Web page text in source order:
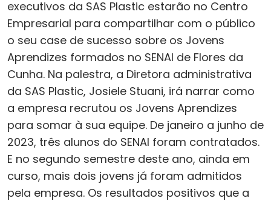
executivos da SAS Plastic estarão no Centro
Empresarial para compartilhar com o público
o seu case de sucesso sobre os Jovens
Aprendizes formados no SENAI de Flores da
Cunha. Na palestra, a Diretora administrativa
da SAS Plastic, Josiele Stuani, irá narrar como
a empresa recrutou os Jovens Aprendizes
para somar à sua equipe. De janeiro a junho de
2023, três alunos do SENAI foram contratados.
E no segundo semestre deste ano, ainda em
curso, mais dois jovens já foram admitidos
pela empresa. Os resultados positivos que a